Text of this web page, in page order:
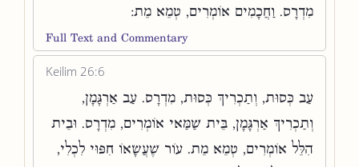
מִדְרָס. וַחֲכָמִים אוֹמְרִים, טְמֵא מֵת:
Full Text and Commentary
Keilim 26:6
עַב כְּסוּת, וְתַכְרִיךְ כְּסוּת, מִדְרָס. עַב אַרְגָּמָן,
וְתַכְרִיךְ אַרְגָּמָן, בֵּית שַׁמַּאי אוֹמְרִים, מִדְרָס. וּבֵית
הִלֵּל אוֹמְרִים, טְמֵא מֵת. עוֹר שֶׁעֲשָׂאוֹ חִפּוּי לִכְלִי,